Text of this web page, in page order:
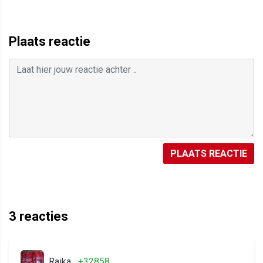
Plaats reactie
PLAATS REACTIE
3 reacties